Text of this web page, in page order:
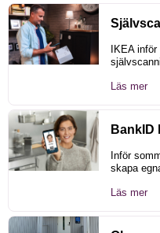
IKEA
Läs mer
BankID
Inför
skapa
Läs mer